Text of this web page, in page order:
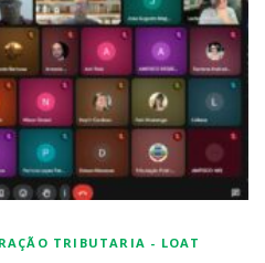
TRIBUTARIA - LOAT